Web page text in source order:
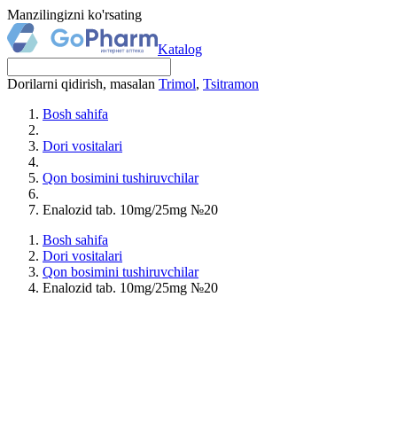
Manzilingizni ko'rsating
Katalog
Dorilarni qidirish, masalan Trimol, Tsitramon
Bosh sahifa
Dori vositalari
Qon bosimini tushiruvchilar
Enalozid tab. 10mg/25mg №20
Bosh sahifa
Dori vositalari
Qon bosimini tushiruvchilar
Enalozid tab. 10mg/25mg №20